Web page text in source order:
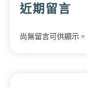
近期留言
尚無留言可供顯示。